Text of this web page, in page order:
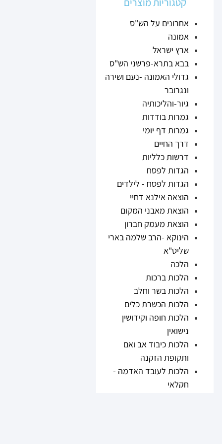
אחרונים על הש"ס
אמונה
ארץ ישראל
בבא בתרא-פרשני הש"ס
גדולי האמונה -נעם ושירה
ונגרובר
גיור-והליכותיה
גמרות בודדות
גמרות דף יומי
דרך החיים
דרשות כלליות
הגדות לפסח
הגדות לפסח - לילדים
הוצאה אילנא דחיי
הוצאת מאבני המקום
הוצאת מעמק חברון
הינוקא -הרב שלמה בארי
שליט"א
הלכה
הלכות ברכות
הלכות בשר וחלב
הלכות הכשרת כלים
הלכות חופה וקידושין
נישואין
הלכות כיבוד אב ואם
ותקופת הזקנה
הלכות לעובד האדמה -
חקלאי